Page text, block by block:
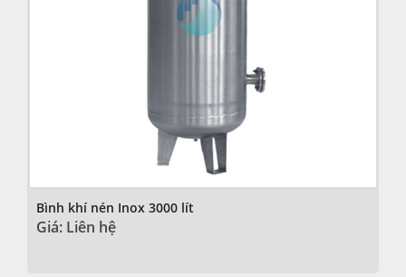
Bình khí nén Inox 3000 lít
Giá: Liên hệ